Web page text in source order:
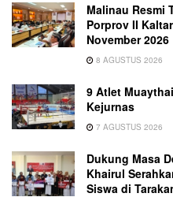
Malinau Resmi
Porprov II
November 2026
8 AGUSTUS 2026
9 Atlet
Kejurnas
7 AGUSTUS 2026
Dukung Masa
Khairul
Siswa di